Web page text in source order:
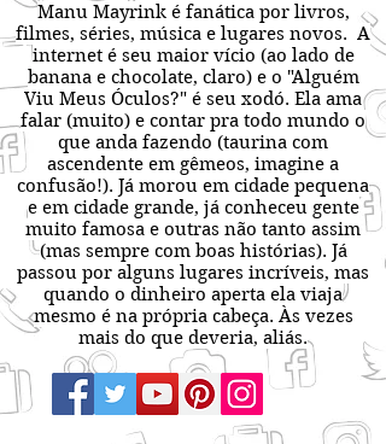
Manu Mayrink é fanática por livros,
filmes, séries, música e lugares novos. A
internet é seu maior vício (ao lado de
banana e chocolate, claro) e o "Alguém
Viu Meus Óculos?" é seu xodó. Ela ama
falar (muito) e contar pra todo mundo o
que anda fazendo (taurina com
ascendente em gêmeos, imagine a
confusão!). Já morou em cidade pequena
e em cidade grande, já conheceu gente
muito famosa e outras não tanto assim
(mas sempre com boas histórias). Já
passou por alguns lugares incríveis, mas
quando o dinheiro aperta ela viaja
mesmo é na própria cabeça. Às vezes
mais do que deveria, aliás.